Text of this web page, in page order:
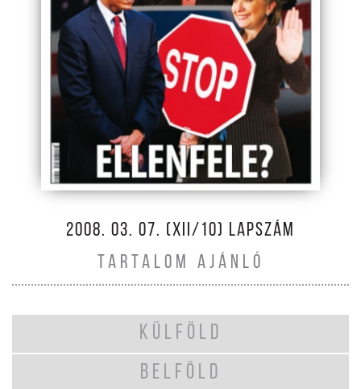
2008. 03. 07. (XII/10) LAPSZÁM
TARTALOM AJÁNLÓ
KÜLFÖLD
BELFÖLD